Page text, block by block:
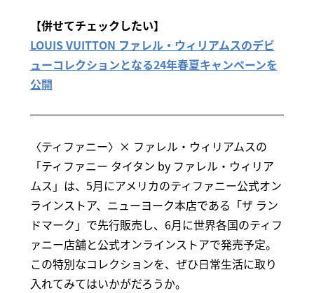
【併せてチェックしたい】
LOUIS VUITTON ファレル・ウィリアムスのデビ
ューコレクションとなる24年春夏キャンペーンを
公開
〈ティファニー〉× ファレル・ウィリアムスの
「ティファニー タイタン by ファレル・ウィリア
ムス」は、5月にアメリカのティファニー公式オン
ラインストア、ニューヨーク本店である「ザ ラン
ドマーク」で先行販売し、6月に世界各国のティフ
ァニー店舗と公式オンラインストアで発売予定。
この特別なコレクションを、ぜひ日常生活に取り
入れてみてはいかがだろうか。